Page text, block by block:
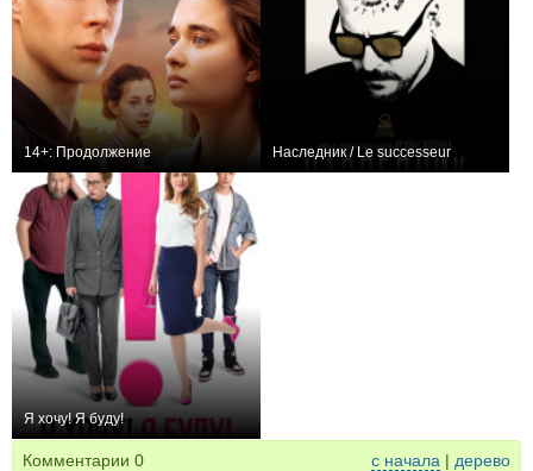
14+: Продолжение Наследник / Le successeur
Я хочу! Я буду!
Комментарии 0 с начала | дерево